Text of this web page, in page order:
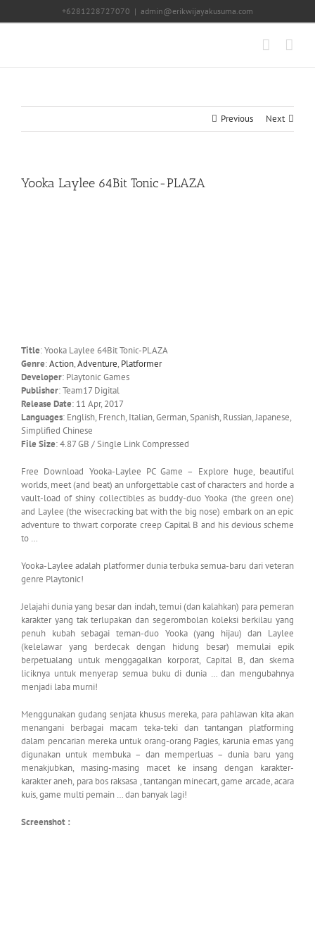
+6281228727070 | admin@erikwijayakusuma.com
Previous Next
Yooka Laylee 64Bit Tonic-PLAZA
Title: Yooka Laylee 64Bit Tonic-PLAZA
Genre:Action,Adventure, Platformer
Developer: Playtonic Games
Publisher: Team17 Digital
Release Date: 11 Apr, 2017
Languages: English, French, Italian, German, Spanish, Russian, Japanese,
Simplified Chinese
File Size: 4.87 GB / Single Link Compressed
Free Download Yooka-Laylee PC Game – Explore huge, beautiful
worlds, meet (and beat) an unforgettable cast of characters and horde a
vault-load of shiny collectibles as buddy-duo Yooka (the green one)
and Laylee (the wisecracking bat with the big nose) embark on an epic
adventure to thwart corporate creep Capital B and his devious scheme
to …
Yooka-Laylee adalah platformer dunia terbuka semua-baru dari veteran
genre Playtonic!
Jelajahi dunia yang besar dan indah, temui (dan kalahkan) para pemeran
karakter yang tak terlupakan dan segerombolan koleksi berkilau yang
penuh kubah sebagai teman-duo Yooka (yang hijau) dan Laylee
(kelelawar yang berdecak dengan hidung besar) memulai epik
berpetualang untuk menggagalkan korporat, Capital B, dan skema
liciknya untuk menyerap semua buku di dunia … dan mengubahnya
menjadi laba murni!
Menggunakan gudang senjata khusus mereka, para pahlawan kita akan
menangani berbagai macam teka-teki dan tantangan platforming
dalam pencarian mereka untuk orang-orang Pagies, karunia emas yang
digunakan untuk membuka – dan memperluas – dunia baru yang
menakjubkan, masing-masing macet ke insang dengan karakter-
karakter aneh, para bos raksasa , tantangan minecart, game arcade, acara
kuis, game multi pemain … dan banyak lagi!
Screenshot :